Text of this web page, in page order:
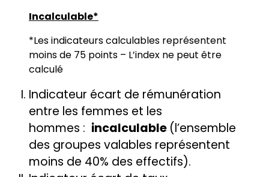
Incalculable*
*Les indicateurs calculables représentent
moins de 75 points – L’index ne peut être
calculé
Indicateur écart de rémunération
entre les femmes et les
hommes : incalculable (l’ensemble
des groupes valables représentent
moins de 40% des effectifs).